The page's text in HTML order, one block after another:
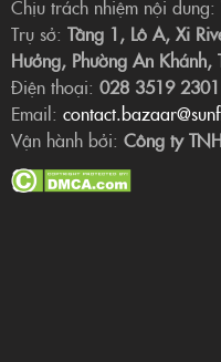
Chịu trách nhiệm nội dung:
Trụ sở: Tầng 1, Lô A, Xi
Hưởng, Phường An Khánh,
Điện thoại: 028 3519 2301
Email:
Vận hành bởi: Công ty